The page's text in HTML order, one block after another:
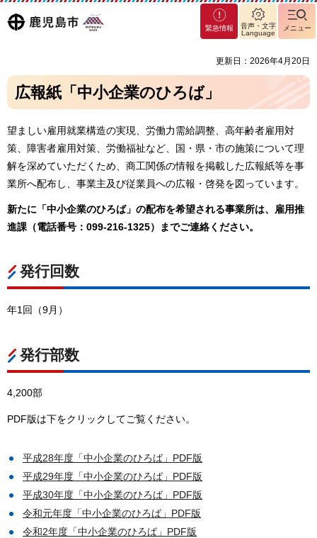
鹿児島
マグ
マシ
緊急情報
音声・文字
Language
メニュー
更新日：2026年4月20日
広報紙「中小企業のひろば」
望ましい雇用就業構造の実現、労働力需給調整、高年齢者雇用対
策、障害者雇用対策、労働福祉など、国・県・市の施策について理
解を深めていただくため、商工関係の情報を掲載した広報紙等を事
業所へ配布し、事業主及び従業員への広報・啓発を図っています。
新たに「中小企業のひろば」の配布を希望される事業所は、雇用推
進課（電話番号：099-216-1325）までご連絡ください。
発行回数
年1回（9月）
発行部数
4,200部
PDF版は下をクリックしてご覧ください。
平成28年度「中小企業のひろば」PDF版
平成29年度「中小企業のひろば」PDF版
平成30年度「中小企業のひろば」PDF版
令和元年度「中小企業のひろば」PDF版
令和2年度「中小企業のひろば」PDF版